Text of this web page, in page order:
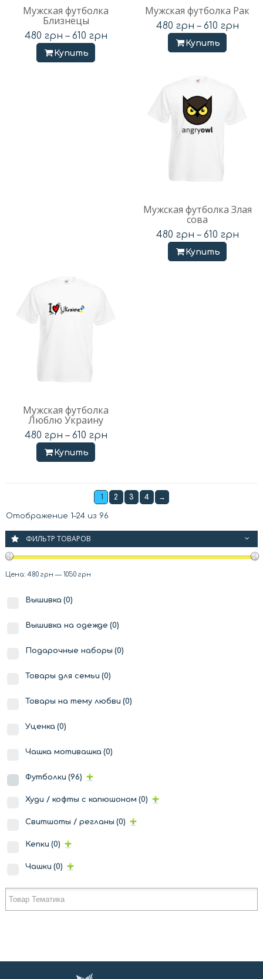
Мужская футболка
Близнецы
480 грн – 610 грн
Купить
Мужская футболка Рак
480 грн – 610 грн
Купить
Мужская футболка Злая
сова
480 грн – 610 грн
Купить
Мужская футболка
Люблю Украину
480 грн – 610 грн
Купить
1 2 3 4 →
Отображение 1–24 из 96
ФИЛЬТР ТОВАРОВ
Цена: 480 грн — 1050 грн
Вышивка (0)
Вышивка на одежде (0)
Подарочные наборы (0)
Товары для семьи (0)
Товары на тему любви (0)
Уценка (0)
Чашка мотивашка (0)
Футболки (96)
Худи / кофты с капюшоном (0)
Свитшоты / регланы (0)
Кепки (0)
Чашки (0)